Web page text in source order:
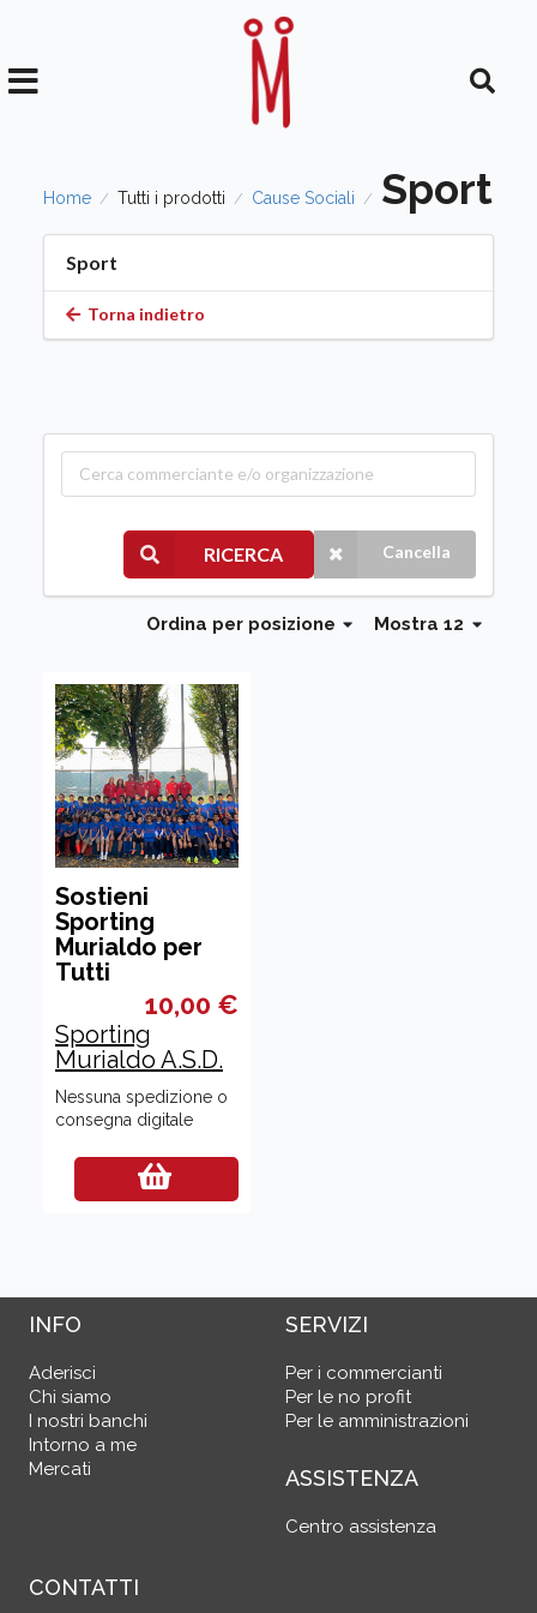
Home / Tutti i prodotti / Cause Sociali / Sport
Sport
Torna indietro
RICERCA Cancella
Mostra 12
Ordina per posizione
Sostieni
Sporting
Murialdo per
Tutti
10,00 €
Sporting
Murialdo A.S.D.
Nessuna spedizione o
consegna digitale
INFO
Aderisci
Chi siamo
I nostri banchi
Intorno a me
Mercati
SERVIZI
Per i commercianti
Per le no profit
Per le amministrazioni
ASSISTENZA
Centro assistenza
CONTATTI